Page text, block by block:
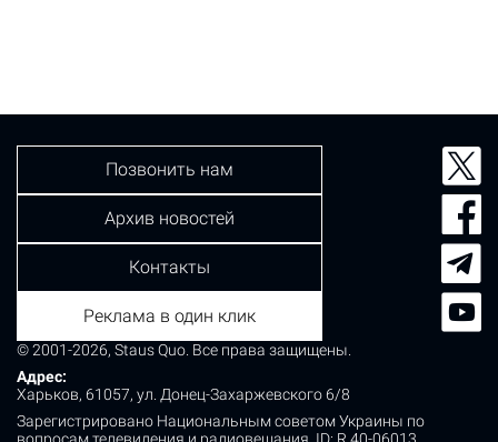
© 2001-2026, Staus Quo. Все права защищены.
Адрес:
Харьков, 61057, ул. Донец-Захаржевского 6/8
Зарегистрировано Национальным советом Украины по
Позвонить нам
Архив новостей
Контакты
Реклама в один клик